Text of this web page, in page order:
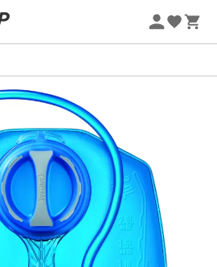
-5% EXTRA vanaf 2 producten* met